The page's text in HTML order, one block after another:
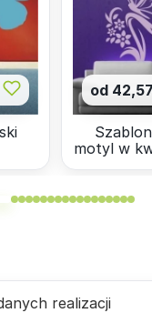
od
motyl w
realizacji